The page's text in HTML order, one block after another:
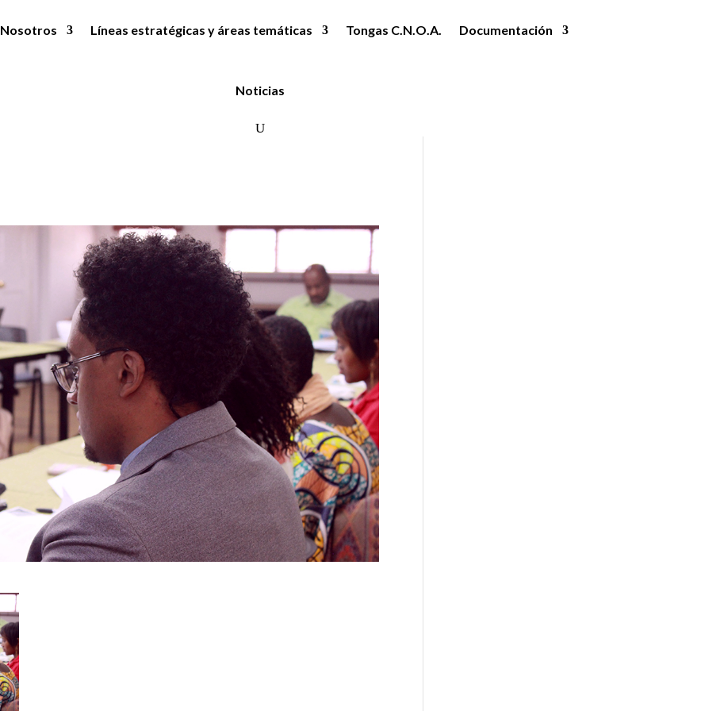
Nosotros Líneas estratégicas y áreas temáticas Tongas C.N.O.A. Documentación
Noticias